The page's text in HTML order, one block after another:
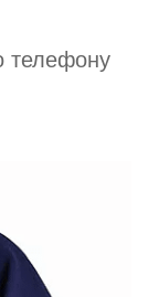
телефону